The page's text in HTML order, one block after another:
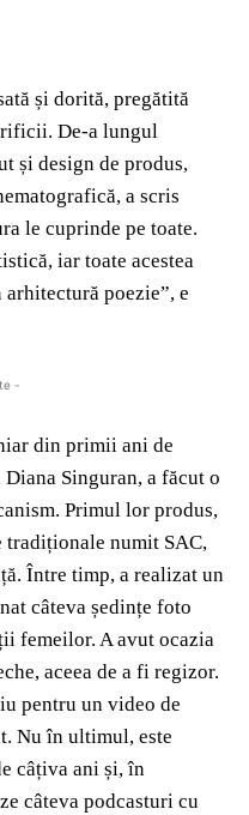
și dorită, pregătită
De-a lungul
și design de produs,
a scris
le cuprinde pe toate.
iar toate acestea
poezie”, e
-
din primii ani de
Singuran, a făcut o
Primul lor produs,
numit SAC,
Între timp, a realizat un
câteva ședințe foto
femeilor. A avut ocazia
aceea de a fi regizor.
pentru un video de
Nu în ultimul, este
câțiva ani și, în
câteva podcasturi cu